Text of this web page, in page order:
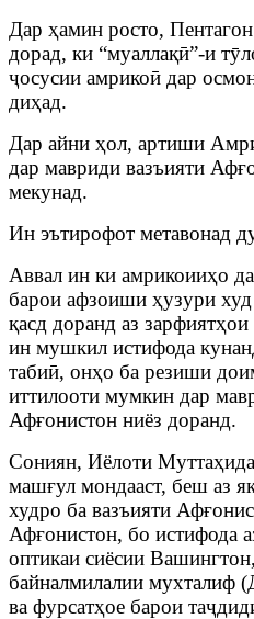
Дар ҳамин росто,
дорад, ки “муаллақӣ”-и
ҷосусии амрикоӣ дар
диҳад.
Дар айни ҳол, артиши
дар мавриди вазъияти
мекунад.
Ин эътирофот метавонад
Аввал ин ки амрикоииҳо
барои афзоиши ҳузури худ
қасд доранд аз
ин мушкил истифода
табиӣ, онҳо ба резиши
иттилооти мумкин дар
Афғонистон ниёз доранд.
Сониян, Иёлоти
машғул мондааст, беш аз
худро ба вазъияти
Афғонистон, бо истифода
оптикаи сиёсии
байналмилалии мухталиф
ва фурсатҳое барои